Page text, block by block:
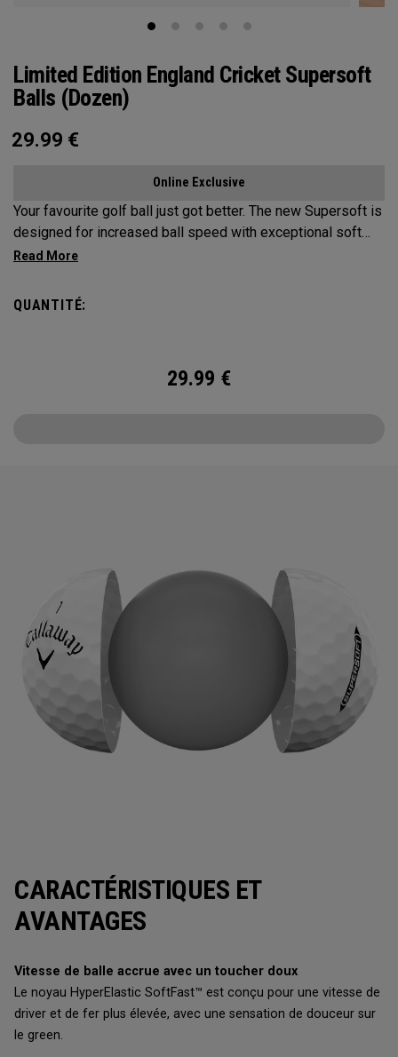
Limited Edition England Cricket Supersoft
Balls (Dozen)
29.99 €
Online Exclusive
Your favourite golf ball just got better. The new Supersoft is
designed for increased ball speed with exceptional soft
feel, control, and spin from tee-to-green. We've advanced
Supersoft you’ve ever played. Now available in our limited
edition England Cricket design.
QUANTITÉ:
29.99 €
CARACTÉRISTIQUES ET
AVANTAGES
Vitesse de balle accrue avec un toucher doux
Le noyau HyperElastic SoftFast™ est conçu pour une vitesse de
driver et de fer plus élevée, avec une sensation de douceur sur
le green.